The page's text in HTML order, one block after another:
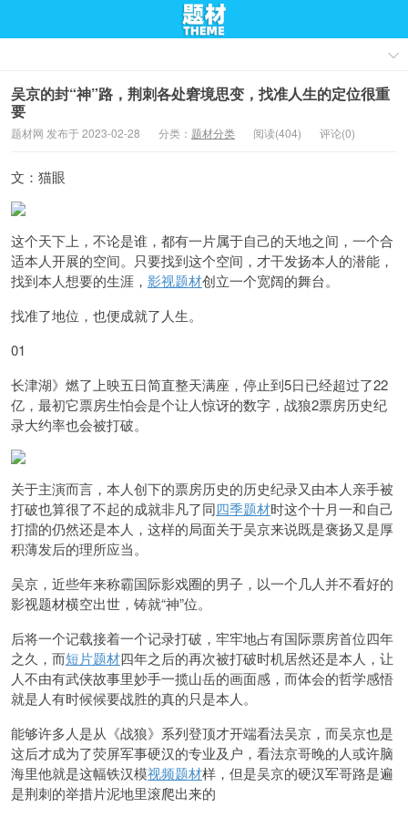
吴京的封“神”路，荆刺各处窘境思变，找准人生的定位很重
要
题材网 发布于 2023-02-28 分类： 题材分类 阅读(404) 评论(0)
文：猫眼
这个天下上，不论是谁，都有一片属于自己的天地之间，一个合
适本人开展的空间。只要找到这个空间，才干发扬本人的潜能，
找到本人想要的生涯， 影视题材创立一个宽阔的舞台。
找准了地位，也便成就了人生。
01
长津湖》燃了上映五日简直整天满座，停止到5日已经超过了22
亿， 最初它票房生怕会是个让人惊讶的数字，战狼2票房历史纪
录大约率也会被打破。
关于主演而言，本人创下的票房历史的历史纪录又由本人亲手被
打破也算很了不起的成就非凡了同四季题材时这个十月一和自己
打擂的仍然还是本人，这样的局面关于吴京来说既是褒扬又是厚
积薄发后的理所应当。
吴京，近些年来称霸国际影戏圈的男子，以一个几人并不看好的
影视题材横空出世，铸就“神”位。
后将一个记载接着一个记录打破，牢牢地占有国际票房首位四年
之久，而短片题材四年之后的再次被打破时机居然还是本人，让
人不由有武侠故事里妙手一揽山岳的画面感，而体会的哲学感悟
就是人有时候候要战胜的真的只是本人。
能够许多人是从《战狼》系列登顶才开端看法吴京，而吴京也是
这后才成为了荧屏军事硬汉的专业及户，看法京哥晚的人或许脑
海里他就是这幅铁汉模视频题材样，但是吴京的硬汉军哥路是遍
是荆刺的举措片泥地里滚爬出来的